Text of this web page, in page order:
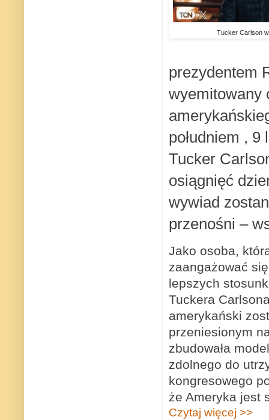
Tucker Carlson
prezydentem
wyemitowany
południem ,
Tucker
osiągnięć
wywiad
przenośni –
Jako osoba,
zaangażować
lepszych
Tuckera
amerykański
przeniesionym
zbudowała
zdolnego do
kongresowego
że Ameryka jest
Czytaj więcej >>